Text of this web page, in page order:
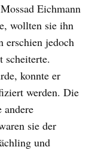
Eichmann
wollten sie ihn
erschien jedoch
scheiterte.
konnte er
werden. Die
andere
sie der
und